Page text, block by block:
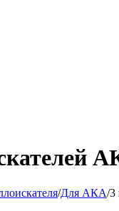
/Для АКА/3